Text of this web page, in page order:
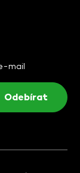
mail